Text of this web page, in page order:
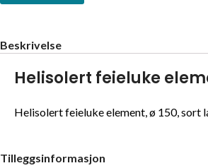
Beskrivelse
Helisolert feieluke
Helisolert feieluke element, ø 150, sort
Tilleggsinformasjon